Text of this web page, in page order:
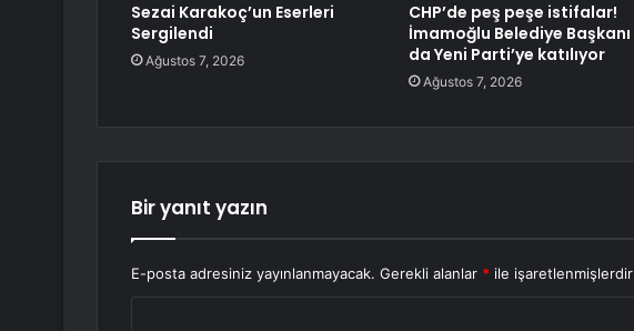
Sezai Karakoç’un Eserleri
Sergilendi
Ağustos 7, 2026
CHP’de peş peşe istifalar!
İmamoğlu Belediye Başkanı
da Yeni Parti’ye katılıyor
Ağustos 7, 2026
Bir yanıt yazın
E-posta adresiniz yayınlanmayacak. Gerekli alanlar * ile işaretlenmişlerdir